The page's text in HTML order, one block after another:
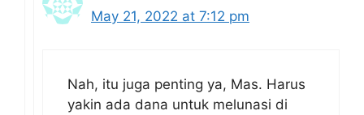
May 21, 2022 at 7:12 pm
Nah, itu juga penting ya, Mas. Harus
yakin ada dana untuk melunasi di